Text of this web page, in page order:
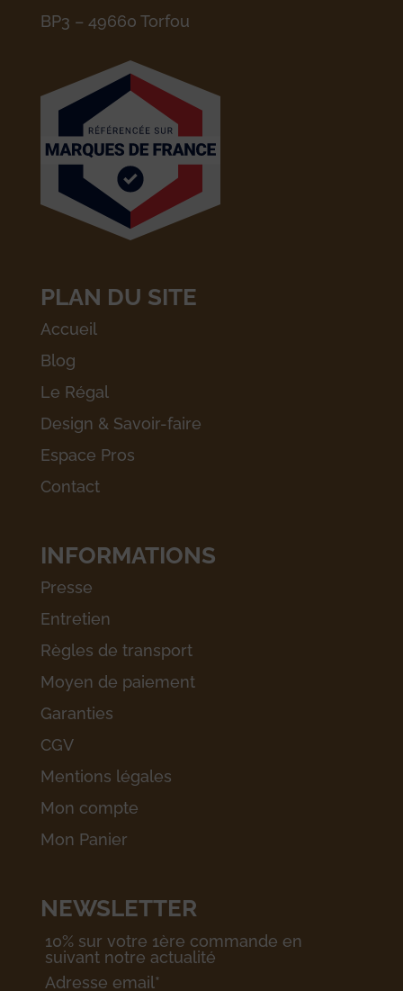
BP3 – 49660 Torfou
PLAN DU SITE
Accueil
Blog
Le Régal
Design & Savoir-faire
Espace Pros
Contact
INFORMATIONS
Presse
Entretien
Règles de transport
Moyen de paiement
Garanties
CGV
Mentions légales
Mon compte
Mon Panier
NEWSLETTER
10% sur votre 1ère commande en
suivant notre actualité
Adresse email*